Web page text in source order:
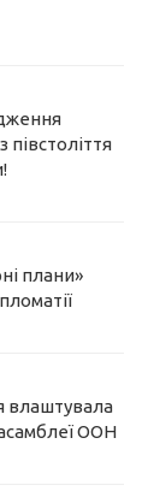
плани»
влаштувала
ООН